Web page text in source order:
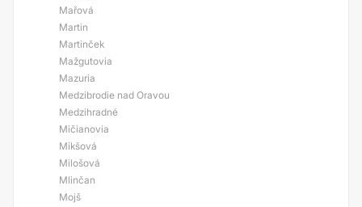
Mařová
Martin
Martinček
Mažgutovia
Mazuria
Medzibrodie nad Oravou
Medzihradné
Mičianovia
Mikšová
Milošová
Mlinčan
Mojš